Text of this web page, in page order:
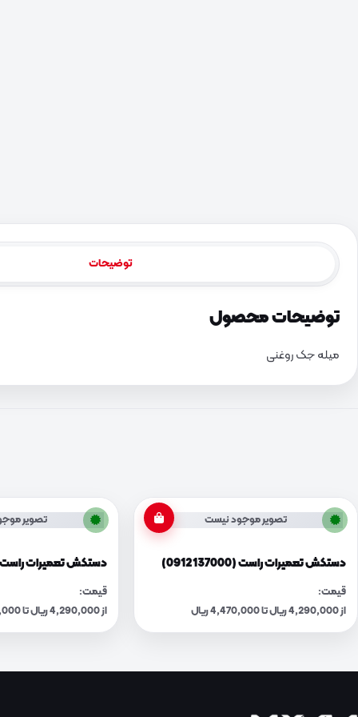
توضیحات
توضیحات محصول
میله جک روغنی
تصویر موجود نیست
دستکش تعمیرات راست (0912137000)
قیمت:
از 4,290,000 ریال تا 4,470,000 ریال
تصویر
دستکش تعمیرات راست
قیمت:
از 4,290,000 ریال تا 4,470,000 ریال